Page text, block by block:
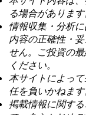
る場合があります
情報収集・分析
内容の正確性・
せん。ご投資の
ください。
本サイトによっ
任を負いかねます
掲載情報に関す